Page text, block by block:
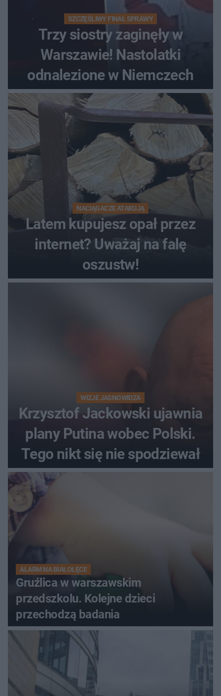
SZCZĘŚLIWY FINAŁ SPRAWY
Trzy siostry zaginęły w
Warszawie! Nastolatki
odnalezione w Niemczech
NACIĄGACZE ATAKUJĄ
Latem kupujesz opał przez
internet? Uważaj na falę
oszustw!
WIZJE JASNOWIDZA
Krzysztof Jackowski ujawnia
plany Putina wobec Polski.
Tego nikt się nie spodziewał
ALARM NA BIAŁOŁĘCE
Gruźlica w warszawskim
przedszkolu. Kolejne dzieci
przechodzą badania